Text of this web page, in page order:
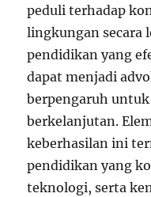
peduli terhadap
lingkungan secara
pendidikan yang
dapat menjadi
berpengaruh untuk
berkelanjutan.
keberhasilan ini
pendidikan yang
teknologi, serta